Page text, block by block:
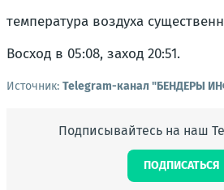
температура воздуха
Восход в 05:08, заход 20:51.
Источник: Telegram-канал "БЕНДЕРЫ
Подписывайтесь на наш
ПОДПИСАТЬСЯ